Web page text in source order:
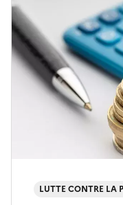
LUTTE CONTRE LA